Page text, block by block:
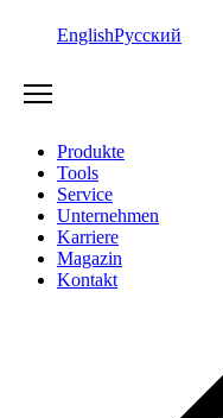
EnglishРусский
Produkte
Tools
Service
Unternehmen
Karriere
Magazin
Kontakt